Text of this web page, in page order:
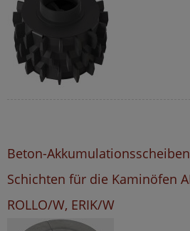
Beton-
Schichten für die Kaminöfen
ROLLO/W, ERIK/W